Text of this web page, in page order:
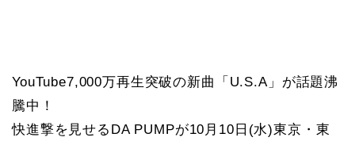
YouTube7,000万再生突破の新曲「U.S.A」が話題沸
騰中！
快進撃を見せるDA PUMPが10月10日(水)東京・東